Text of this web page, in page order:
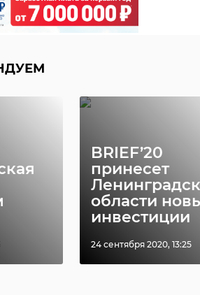
BRIEF’20
принесет
области
инвестиции
24 сентября 2020, 13:25